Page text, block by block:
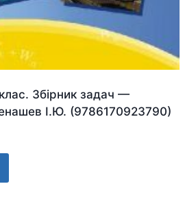
Збірник задач —
І.Ю. (9786170923790)